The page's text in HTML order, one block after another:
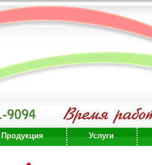
Продукция Услуги